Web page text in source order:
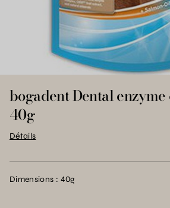
bogadent Dental
40g
Détails
Dimensions : 40g